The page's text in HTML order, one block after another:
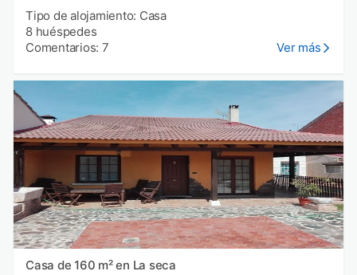
Tipo de alojamiento: Casa
8 huéspedes
Comentarios: 7
Ver más
Casa de 160 m² en La seca